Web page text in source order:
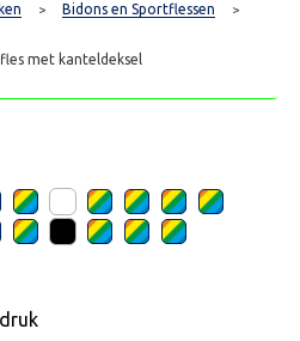
> Bidons en Sportflessen >
met kanteldeksel